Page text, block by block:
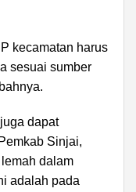
kecamatan harus
sesuai sumber
dapat
Sinjai,
dalam
adalah pada